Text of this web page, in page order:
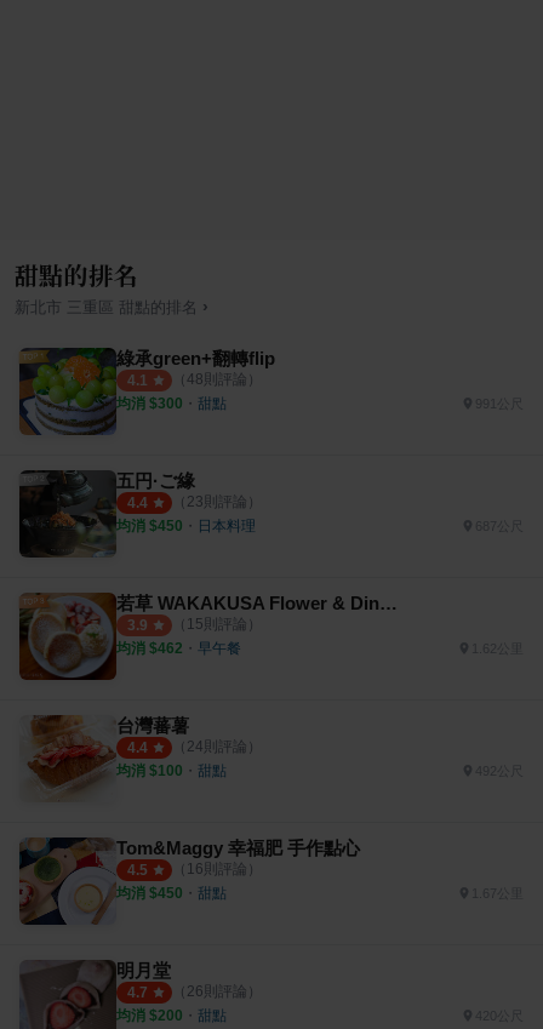
甜點的排名
新北市 三重區 甜點的排名 ›
綠承green+翻轉flip
4.1 （ 48則評論）
均消 $300 ・ 甜點
五円·ご緣
4.4 （ 23則評論）
均消 $450 ・ 日本料理
若草 WAKAKUSA Flower & Dining
3.9 （ 15則評論）
均消 $462 ・ 早午餐
台灣蕃薯
4.4 （ 24則評論）
均消 $100 ・ 甜點 492公尺
Tom&Maggy 幸福肥 手作點心
4.5 （ 16則評論）
均消 $450 ・ 甜點
明月堂
4.7 （ 26則評論）
均消 $200 ・ 甜點 420公尺